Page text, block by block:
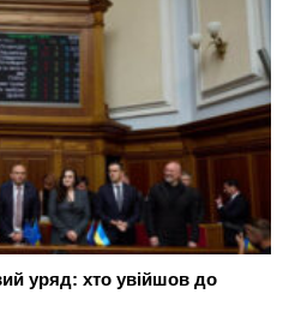
уряд: хто увійшов до